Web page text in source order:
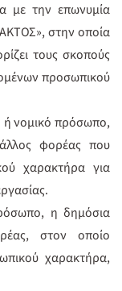
με την επωνυμία
στην οποία
τους σκοπούς
προσωπικού
ή νομικό πρόσωπο,
φορέας που
χαρακτήρα για
η δημόσια
στον οποίο
χαρακτήρα,